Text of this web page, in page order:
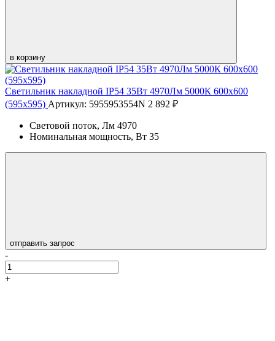
в корзину
Светильник накладной IP54 35Вт 4970Лм 5000К 600х600
(595х595) Артикул: 5955953554N 2 892 ₽
Световой поток, Лм 4970
Номинальная мощность, Вт 35
отправить запрос
-
+